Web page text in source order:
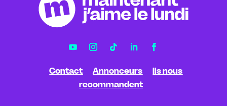
Contact Annonceurs
Ils nous
recommandent